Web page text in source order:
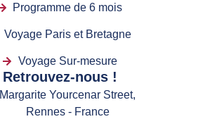
Programme de 6 mois
Voyage Paris et Bretagne
Voyage Sur-mesure
Retrouvez-nous !
Margarite Yourcenar Street,
Rennes - France